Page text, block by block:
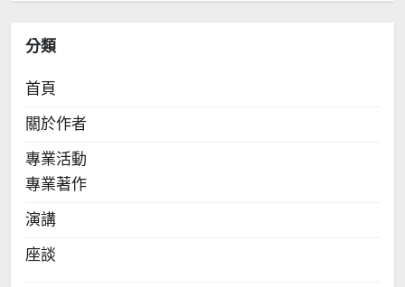
分類
首頁
關於作者
專業活動
專業著作
演講
座談